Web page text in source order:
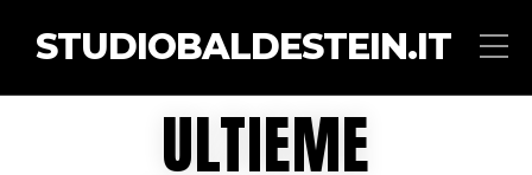
STUDIOBALDESTEIN.IT
ULTIEME